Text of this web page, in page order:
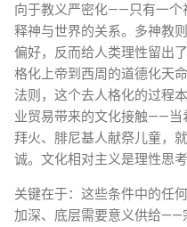
向于教义严密化——只有一个
释神与世界的关系。多神教
偏好，反而给人类理性留出
格化上帝到西周的道德化天
法则，这个去人格化的过程
业贸易带来的文化接触——当
拜火、腓尼基人献祭儿童，
诚。文化相对主义是理性思考
关键在于：这些条件中的任
加深、底层需要意义供给——